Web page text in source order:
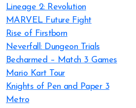
Lineage 2: Revolution
MARVEL Future Fight
Rise of Firstborn
Neverfall: Dungeon Trials
Becharmed – Match 3 Games
Mario Kart Tour
Knights of Pen and Paper 3
Metro